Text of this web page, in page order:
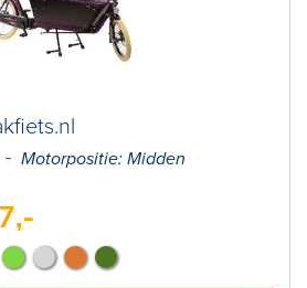
Motorpositie: Midden